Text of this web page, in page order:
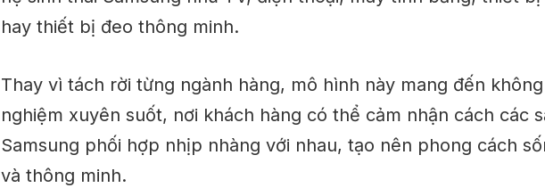
hay thiết bị đeo thông minh.
Thay vì tách rời từng ngành hàng, mô hình này mang đến
nghiệm xuyên suốt, nơi khách hàng có thể cảm nhận cách các
Samsung phối hợp nhịp nhàng với nhau, tạo nên phong cách
và thông minh.